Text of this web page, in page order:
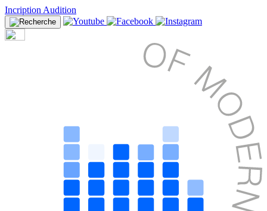
Incription Audition